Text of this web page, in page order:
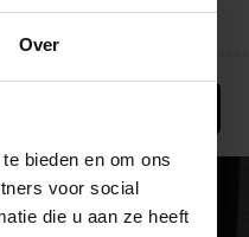
Over
bieden en om ons
voor social
die u aan ze heeft
★★★★★